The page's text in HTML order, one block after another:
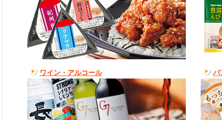
ワイン・アルコール パ